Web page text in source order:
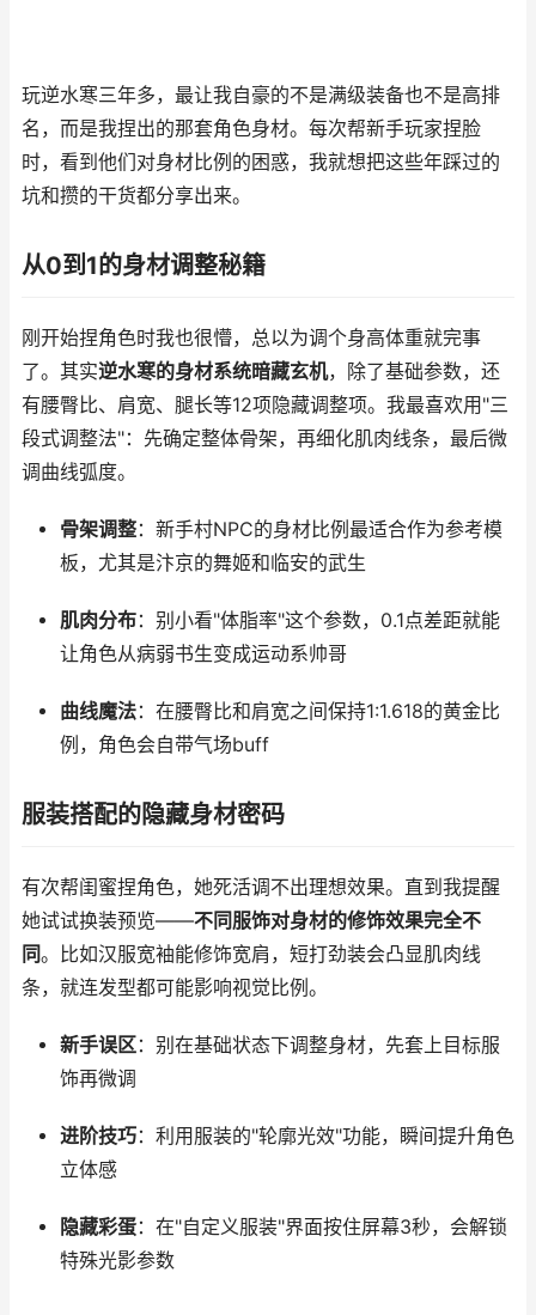
玩逆水寒三年多，最让我自豪的不是满级装备也不是高排
名，而是我捏出的那套角色身材。每次帮新手玩家捏脸
时，看到他们对身材比例的困惑，我就想把这些年踩过的
坑和攒的干货都分享出来。
从0到1的身材调整秘籍
刚开始捏角色时我也很懵，总以为调个身高体重就完事
了。其实逆水寒的身材系统暗藏玄机，除了基础参数，还
有腰臀比、肩宽、腿长等12项隐藏调整项。我最喜欢用"三
段式调整法"：先确定整体骨架，再细化肌肉线条，最后微
调曲线弧度。
骨架调整：新手村NPC的身材比例最适合作为参考模
板，尤其是汴京的舞姬和临安的武生
肌肉分布：别小看"体脂率"这个参数，0.1点差距就能
让角色从病弱书生变成运动系帅哥
曲线魔法：在腰臀比和肩宽之间保持1:1.618的黄金比
例，角色会自带气场buff
服装搭配的隐藏身材密码
有次帮闺蜜捏角色，她死活调不出理想效果。直到我提醒
她试试换装预览——不同服饰对身材的修饰效果完全不
同。比如汉服宽袖能修饰宽肩，短打劲装会凸显肌肉线
条，就连发型都可能影响视觉比例。
新手误区：别在基础状态下调整身材，先套上目标服
饰再微调
进阶技巧：利用服装的"轮廓光效"功能，瞬间提升角色
立体感
隐藏彩蛋：在"自定义服装"界面按住屏幕3秒，会解锁
特殊光影参数